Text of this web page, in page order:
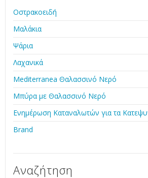
Οστρακοειδή
Μαλάκια
Ψάρια
Λαχανικά
Mediterranea Θαλασσινό Νερό
Μπύρα με Θαλασσινό Νερό
Ενημέρωση Καταναλωτών για τα
Brand
Αναζήτηση